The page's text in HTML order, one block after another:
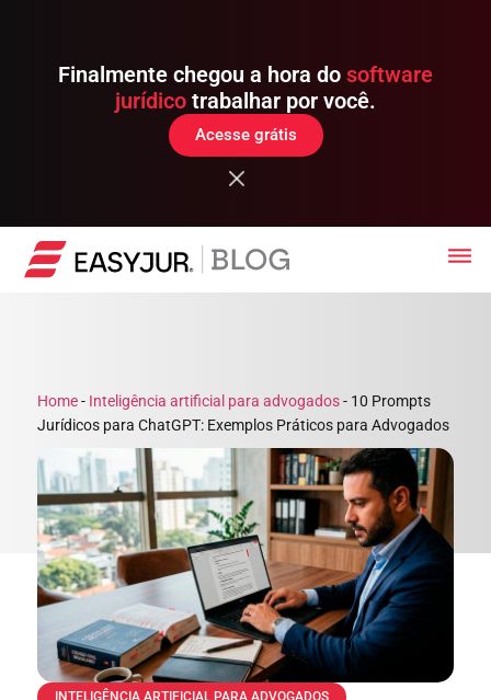
Finalmente chegou a hora do software
jurídico trabalhar por você.
Acesse grátis
Home- Inteligência artificial para advogados- 10 Prompts
Jurídicos para ChatGPT: Exemplos Práticos para Advogados
INTELIGÊNCIA ARTIFICIAL PARA ADVOGADOS